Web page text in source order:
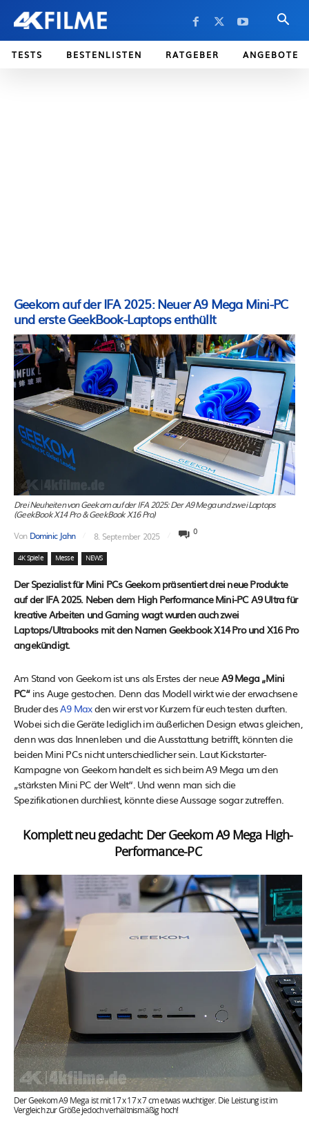
TESTS BESTENLISTEN RATGEBER ANGEBOTE
Geekom auf der IFA 2025: Neuer A9 Mega Mini-PC
und erste GeekBook-Laptops enthüllt
Drei Neuheiten von Geekom auf der IFA 2025: Der A9 Mega und zwei Laptops
(GeekBook X14 Pro & GeekBook X16 Pro)
Von Dominic Jahn 8. September 2025 0
4K Spiele Messe NEWS
Der Spezialist für Mini PCs Geekom präsentiert drei neue Produkte
auf der IFA 2025. Neben dem High Performance Mini-PC A9 Ultra für
kreative Arbeiten und Gaming wagt wurden auch zwei
Laptops/Ultrabooks mit den Namen Geekbook X14 Pro und X16 Pro
angekündigt.
Am Stand von Geekom ist uns als Erstes der neueA9 Mega „Mini
PC“ins Auge gestochen. Denn das Modell wirkt wie der erwachsene
Bruder desA9 Maxden wir erst vor Kurzem für euch testen durften.
Wobei sich die Geräte lediglich im äußerlichen Design etwas gleichen,
denn was das Innenleben und die Ausstattung betrifft, könnten die
beiden Mini PCs nicht unterschiedlicher sein. Laut Kickstarter-
Kampagne von Geekom handelt es sich beim A9 Mega um den
„stärksten Mini PC der Welt“. Und wenn man sich die
Spezifikationen durchliest, könnte diese Aussage sogar zutreffen.
Komplett neu gedacht: Der Geekom A9 Mega High-
Performance-PC
Der Geekom A9 Mega ist mit 17 x 17 x 7 cm etwas wuchtiger. Die Leistung ist im
Vergleich zur Größe jedoch verhältnismäßig hoch!